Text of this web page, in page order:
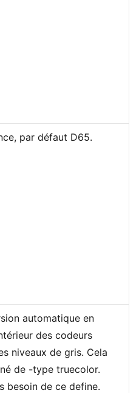
par défaut D65.
automatique en
des codeurs
niveaux de gris. Cela
de -type truecolor.
besoin de ce define.